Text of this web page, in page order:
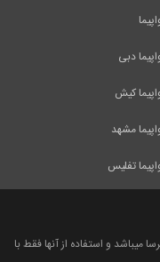
دبی
کیش
مشهد
تفلیس
و استفاده از آنها فقط با